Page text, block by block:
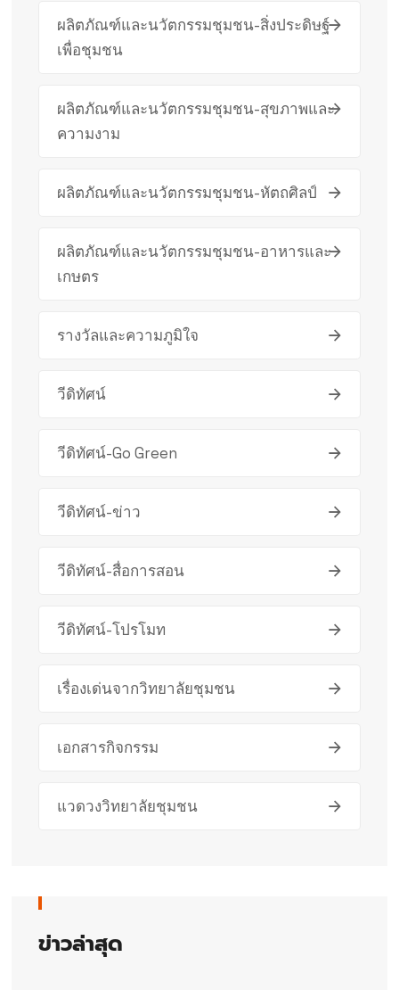
ผลิตภัณฑ์และนวัตกรรมชุมชน-สิ่งประดิษฐ์
เพื่อชุมชน
ผลิตภัณฑ์และนวัตกรรมชุมชน-สุขภาพและ
ความงาม
ผลิตภัณฑ์และนวัตกรรมชุมชน-หัตถศิลป์
ผลิตภัณฑ์และนวัตกรรมชุมชน-อาหารและ
เกษตร
รางวัลและความภูมิใจ
วีดิทัศน์
วีดิทัศน์-Go Green
วีดิทัศน์-ข่าว
วีดิทัศน์-สื่อการสอน
วีดิทัศน์-โปรโมท
เรื่องเด่นจากวิทยาลัยชุมชน
เอกสารกิจกรรม
แวดวงวิทยาลัยชุมชน
ข่าวล่าสุด